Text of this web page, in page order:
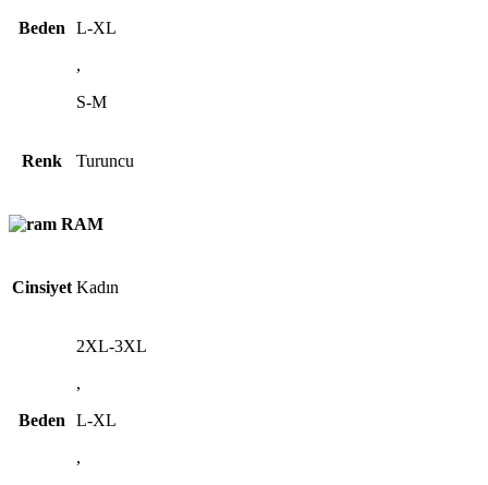
Beden
L-XL
,
S-M
Renk Turuncu
RAM
Cinsiyet Kadın
Beden
2XL-3XL
,
L-XL
,